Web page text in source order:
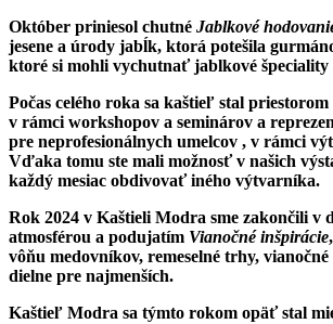
Október priniesol chutné Jablkové
jesene a úrody jabĺk, ktorá potešila
ktoré si mohli vychutnať jablkové špeciality
Počas celého roka sa kaštieľ stal
v rámci workshopov a seminárov a
pre neprofesionálnych umelcov , v rámci
Vďaka tomu ste mali možnosť v našich
každý mesiac obdivovať iného výtvarníka.
Rok 2024 v Kaštieli Modra sme zakončili v
atmosférou a podujatím Vianočné inšpirácie
vôňu medovníkov, remeselné trhy,
dielne pre najmenších.
Kaštieľ Modra sa týmto rokom opäť stal